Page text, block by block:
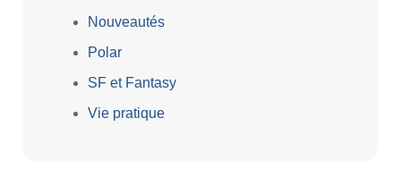
Nouveautés
Polar
SF et Fantasy
Vie pratique